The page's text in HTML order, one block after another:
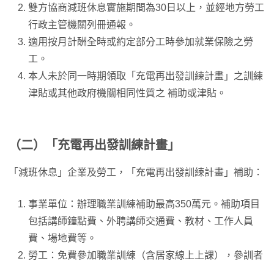
雙方協商減班休息實施期間為30日以上，並經地方勞工
行政主管機關列冊通報。
適用按月計酬全時或約定部分工時參加就業保險之勞
工。
本人未於同一時期領取「充電再出發訓練計畫」之訓練
津貼或其他政府機關相同性質之 補助或津貼。
（二）「充電再出發訓練計畫」
「減班休息」企業及勞工，「充電再出發訓練計畫」補助：
事業單位：辦理職業訓練補助最高350萬元。補助項目
包括講師鐘點費、外聘講師交通費、教材、工作人員
費、場地費等。
勞工：免費參加職業訓練（含居家線上上課），參訓者